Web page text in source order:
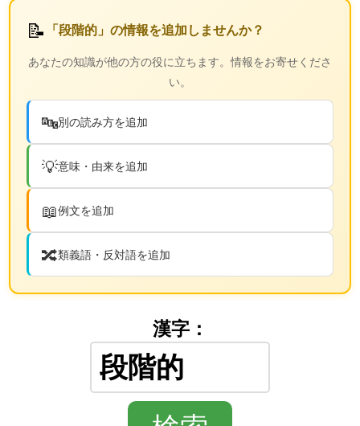
📝 「段階的」の情報を追加しませんか？
あなたの知識が他の方の役に立ちます。情報をお寄せくださ
い。
🔤別の読み方を追加
💡意味・由来を追加
📖例文を追加
🔀類義語・反対語を追加
漢字：